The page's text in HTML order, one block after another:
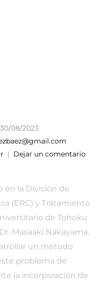
30/08/2023
Dejar un comentario
en la División de
(ERC) y Tratamiento
de Tohoku
Masaaki Nakayama,
un método
problema de
la incorporación de